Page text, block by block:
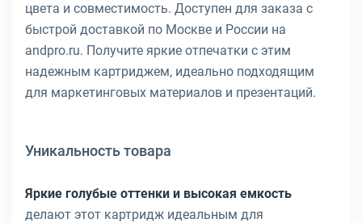
цвета и совместимость. Доступен для заказа с
быстрой доставкой по Москве и России на
andpro.ru. Получите яркие отпечатки с этим
надежным картриджем, идеально подходящим
для маркетинговых материалов и презентаций.
Уникальность товара
Яркие голубые оттенки и высокая емкость
делают этот картридж идеальным для